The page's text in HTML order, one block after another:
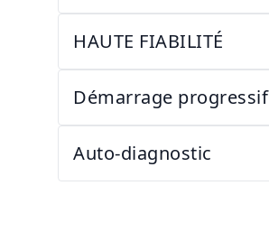
HAUTE FIABILITÉ
Démarrage progressif
Auto-diagnostic